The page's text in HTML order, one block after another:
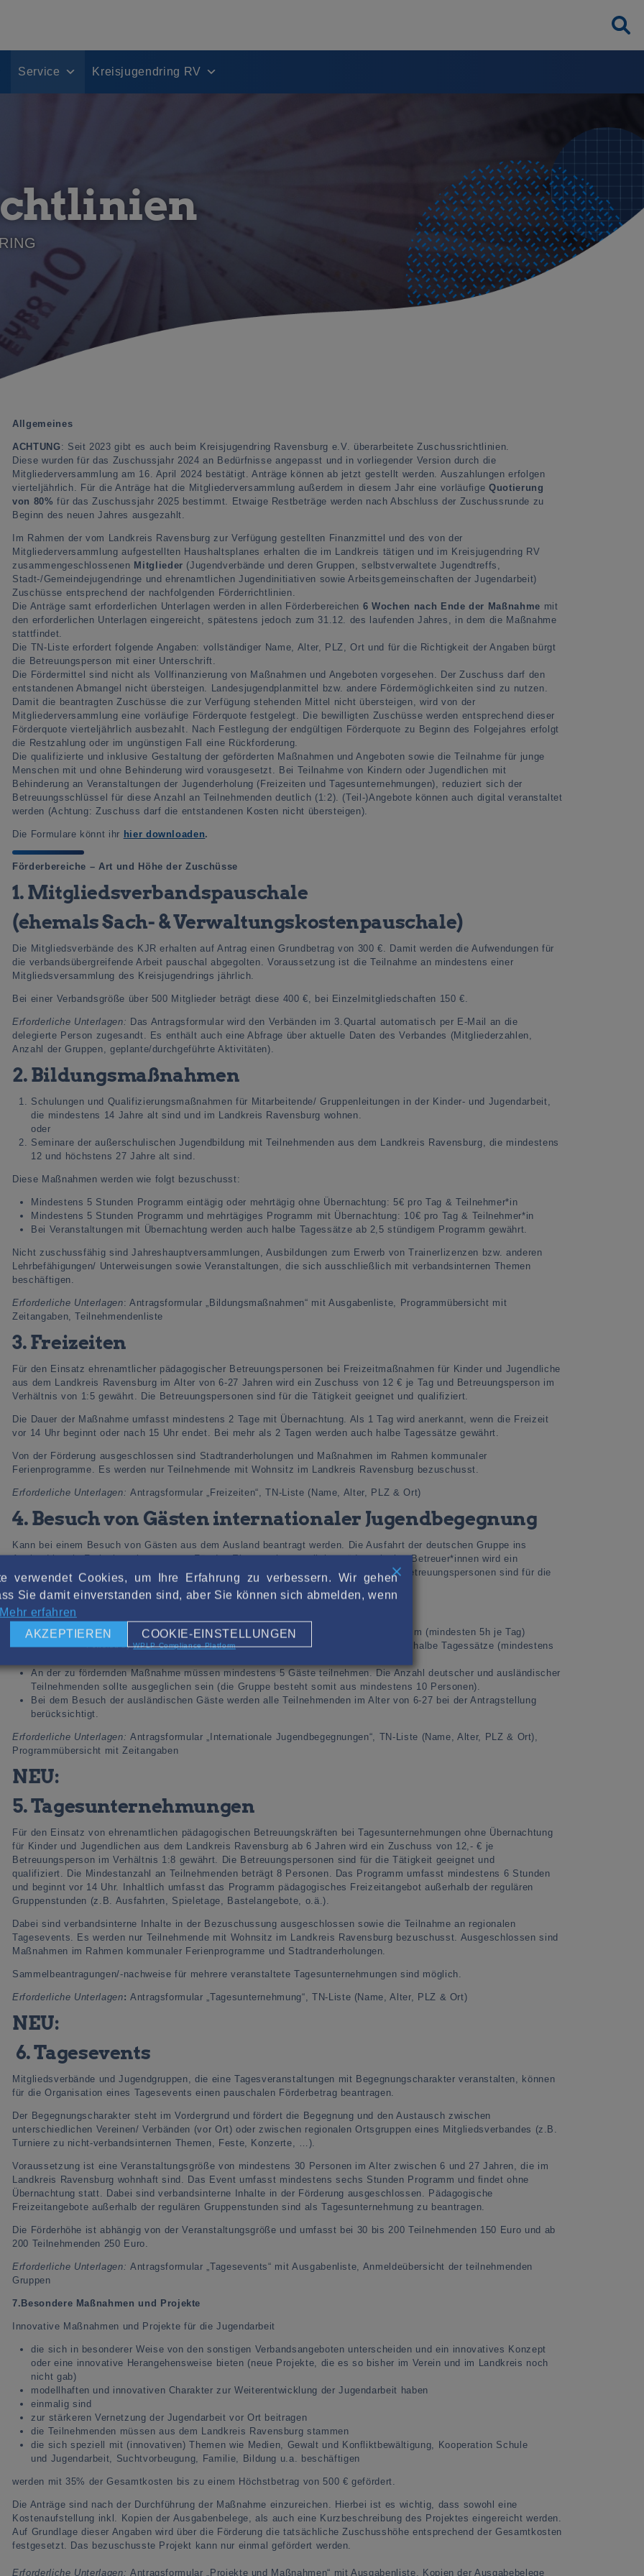
Service Kreisjugendring RV
Allgemeines
ACHTUNG: Seit 2023 gibt es auch beim Kreisjugendring Ravensburg e.V. überarbeitete Zuschussrichtlinien.
Diese wurden für das Zuschussjahr 2024 an Bedürfnisse angepasst und in vorliegender Version durch die
Mitgliederversammlung am 16. April 2024 bestätigt. Anträge können ab jetzt gestellt werden. Auszahlungen erfolgen
vierteljährlich. Für die Anträge hat die Mitgliederversammlung außerdem in diesem Jahr eine vorläufige Quotierung
von 80% für das Zuschussjahr 2025 bestimmt. Etwaige Restbeträge werden nach Abschluss der Zuschussrunde zu
Beginn des neuen Jahres ausgezahlt.
Im Rahmen der vom Landkreis Ravensburg zur Verfügung gestellten Finanzmittel und des von der
Mitgliederversammlung aufgestellten Haushaltsplanes erhalten die im Landkreis tätigen und im Kreisjugendring RV
zusammengeschlossenen Mitglieder (Jugendverbände und deren Gruppen, selbstverwaltete Jugendtreffs,
Stadt-/Gemeindejugendringe und ehrenamtlichen Jugendinitiativen sowie Arbeitsgemeinschaften der Jugendarbeit)
Zuschüsse entsprechend der nachfolgenden Förderrichtlinien.
Die Anträge samt erforderlichen Unterlagen werden in allen Förderbereichen 6 Wochen nach Ende der Maßnahme mit
den erforderlichen Unterlagen eingereicht, spätestens jedoch zum 31.12. des laufenden Jahres, in dem die Maßnahme
stattfindet.
Die TN-Liste erfordert folgende Angaben: vollständiger Name, Alter, PLZ, Ort und für die Richtigkeit der Angaben bürgt
die Betreuungsperson mit einer Unterschrift.
Die Fördermittel sind nicht als Vollfinanzierung von Maßnahmen und Angeboten vorgesehen. Der Zuschuss darf den
entstandenen Abmangel nicht übersteigen. Landesjugendplanmittel bzw. andere Fördermöglichkeiten sind zu nutzen.
Damit die beantragten Zuschüsse die zur Verfügung stehenden Mittel nicht übersteigen, wird von der
Mitgliederversammlung eine vorläufige Förderquote festgelegt. Die bewilligten Zuschüsse werden entsprechend dieser
Förderquote vierteljährlich ausbezahlt. Nach Festlegung der endgültigen Förderquote zu Beginn des Folgejahres erfolgt
die Restzahlung oder im ungünstigen Fall eine Rückforderung.
Die qualifizierte und inklusive Gestaltung der geförderten Maßnahmen und Angeboten sowie die Teilnahme für junge
Menschen mit und ohne Behinderung wird vorausgesetzt. Bei Teilnahme von Kindern oder Jugendlichen mit
Behinderung an Veranstaltungen der Jugenderholung (Freizeiten und Tagesunternehmungen), reduziert sich der
Betreuungsschlüssel für diese Anzahl an Teilnehmenden deutlich (1:2). (Teil-)Angebote können auch digital veranstaltet
werden (Achtung: Zuschuss darf die entstandenen Kosten nicht übersteigen).
Die Formulare könnt ihr hier downloaden.
Förderbereiche – Art und Höhe der Zuschüsse
1. Mitgliedsverbandspauschale
(ehemals Sach- & Verwaltungskostenpauschale)
Die Mitgliedsverbände des KJR erhalten auf Antrag einen Grundbetrag von 300 €. Damit werden die Aufwendungen für
die verbandsübergreifende Arbeit pauschal abgegolten. Voraussetzung ist die Teilnahme an mindestens einer
Mitgliedsversammlung des Kreisjugendrings jährlich.
Bei einer Verbandsgröße über 500 Mitglieder beträgt diese 400 €, bei Einzelmitgliedschaften 150 €.
Erforderliche Unterlagen: Das Antragsformular wird den Verbänden im 3.Quartal automatisch per E-Mail an die
delegierte Person zugesandt. Es enthält auch eine Abfrage über aktuelle Daten des Verbandes (Mitgliederzahlen,
Anzahl der Gruppen, geplante/durchgeführte Aktivitäten).
2. Bildungsmaßnahmen
Schulungen und Qualifizierungsmaßnahmen für Mitarbeitende/ Gruppenleitungen in der Kinder- und Jugendarbeit,
die mindestens 14 Jahre alt sind und im Landkreis Ravensburg wohnen.
oder
Seminare der außerschulischen Jugendbildung mit Teilnehmenden aus dem Landkreis Ravensburg, die mindestens
12 und höchstens 27 Jahre alt sind.
Diese Maßnahmen werden wie folgt bezuschusst:
Mindestens 5 Stunden Programm eintägig oder mehrtägig ohne Übernachtung: 5€ pro Tag & Teilnehmer*in
Mindestens 5 Stunden Programm und mehrtägiges Programm mit Übernachtung: 10€ pro Tag & Teilnehmer*in
Bei Veranstaltungen mit Übernachtung werden auch halbe Tagessätze ab 2,5 stündigem Programm gewährt.
Nicht zuschussfähig sind Jahreshauptversammlungen, Ausbildungen zum Erwerb von Trainerlizenzen bzw. anderen
Lehrbefähigungen/ Unterweisungen sowie Veranstaltungen, die sich ausschließlich mit verbandsinternen Themen
beschäftigen.
Erforderliche Unterlagen: Antragsformular „Bildungsmaßnahmen“ mit Ausgabenliste, Programmübersicht mit
Zeitangaben, Teilnehmendenliste
3. Freizeiten
Für den Einsatz ehrenamtlicher pädagogischer Betreuungspersonen bei Freizeitmaßnahmen für Kinder und Jugendliche
aus dem Landkreis Ravensburg im Alter von 6-27 Jahren wird ein Zuschuss von 12 € je Tag und Betreuungsperson im
Verhältnis von 1:5 gewährt. Die Betreuungspersonen sind für die Tätigkeit geeignet und qualifiziert.
Die Dauer der Maßnahme umfasst mindestens 2 Tage mit Übernachtung. Als 1 Tag wird anerkannt, wenn die Freizeit
vor 14 Uhr beginnt oder nach 15 Uhr endet. Bei mehr als 2 Tagen werden auch halbe Tagessätze gewährt.
Von der Förderung ausgeschlossen sind Stadtranderholungen und Maßnahmen im Rahmen kommunaler
Ferienprogramme. Es werden nur Teilnehmende mit Wohnsitz im Landkreis Ravensburg bezuschusst.
Erforderliche Unterlagen: Antragsformular „Freizeiten“, TN-Liste (Name, Alter, PLZ & Ort)
4. Besuch von Gästen internationaler Jugendbegegnung
Kann bei einem Besuch von Gästen aus dem Ausland beantragt werden. Die Ausfahrt der deutschen Gruppe ins
Ausland ist als Freizeit zu beantragen. Für den Einsatz ehrenamtlicher pädagogischer Betreuer*innen wird ein
Zuschuss von 12 € je Tag und Betreuungsperson im Verhältnis von 1:5 gewährt. Die Betreuungspersonen sind für die
Tätigkeit geeignet und qualifiziert.
Für diese Maßnahmen gilt:
Die Maßnahme wird während der gesamten Dauer mit mindestens 2 Tagen Programm (mindesten 5h je Tag)
gemeinsam mit ausländischen Jugendlichen durchgeführt. Ab dem dritten Tag sind halbe Tagessätze (mindestens
An der zu fördernden Maßnahme müssen mindestens 5 Gäste teilnehmen. Die Anzahl deutscher und ausländischer
Teilnehmenden sollte ausgeglichen sein (die Gruppe besteht somit aus mindestens 10 Personen).
Bei dem Besuch der ausländischen Gäste werden alle Teilnehmenden im Alter von 6-27 bei der Antragstellung
berücksichtigt.
Erforderliche Unterlagen: Antragsformular „Internationale Jugendbegegnungen“, TN-Liste (Name, Alter, PLZ & Ort),
Programmübersicht mit Zeitangaben
NEU:
5. Tagesunternehmungen
Für den Einsatz von ehrenamtlichen pädagogischen Betreuungskräften bei Tagesunternehmungen ohne Übernachtung
für Kinder und Jugendlichen aus dem Landkreis Ravensburg ab 6 Jahren wird ein Zuschuss von 12,- € je
Betreuungsperson im Verhältnis 1:8 gewährt. Die Betreuungspersonen sind für die Tätigkeit geeignet und
qualifiziert. Die Mindestanzahl an Teilnehmenden beträgt 8 Personen. Das Programm umfasst mindestens 6 Stunden
und beginnt vor 14 Uhr. Inhaltlich umfasst das Programm pädagogisches Freizeitangebot außerhalb der regulären
Gruppenstunden (z.B. Ausfahrten, Spieletage, Bastelangebote, o.ä.).
Dabei sind verbandsinterne Inhalte in der Bezuschussung ausgeschlossen sowie die Teilnahme an regionalen
Tagesevents. Es werden nur Teilnehmende mit Wohnsitz im Landkreis Ravensburg bezuschusst. Ausgeschlossen sind
Maßnahmen im Rahmen kommunaler Ferienprogramme und Stadtranderholungen.
Sammelbeantragungen/-nachweise für mehrere veranstaltete Tagesunternehmungen sind möglich.
Erforderliche Unterlagen: Antragsformular „Tagesunternehmung“, TN-Liste (Name, Alter, PLZ & Ort)
NEU:
6. Tagesevents
Mitgliedsverbände und Jugendgruppen, die eine Tagesveranstaltungen mit Begegnungscharakter veranstalten, können
für die Organisation eines Tagesevents einen pauschalen Förderbetrag beantragen.
Der Begegnungscharakter steht im Vordergrund und fördert die Begegnung und den Austausch zwischen
unterschiedlichen Vereinen/ Verbänden (vor Ort) oder zwischen regionalen Ortsgruppen eines Mitgliedsverbandes (z.B.
Turniere zu nicht-verbandsinternen Themen, Feste, Konzerte, …).
Voraussetzung ist eine Veranstaltungsgröße von mindestens 30 Personen im Alter zwischen 6 und 27 Jahren, die im
Landkreis Ravensburg wohnhaft sind. Das Event umfasst mindestens sechs Stunden Programm und findet ohne
Übernachtung statt. Dabei sind verbandsinterne Inhalte in der Förderung ausgeschlossen. Pädagogische
Freizeitangebote außerhalb der regulären Gruppenstunden sind als Tagesunternehmung zu beantragen.
Die Förderhöhe ist abhängig von der Veranstaltungsgröße und umfasst bei 30 bis 200 Teilnehmenden 150 Euro und ab
200 Teilnehmenden 250 Euro.
Erforderliche Unterlagen: Antragsformular „Tagesevents“ mit Ausgabenliste, Anmeldeübersicht der teilnehmenden
Gruppen
7.Besondere Maßnahmen und Projekte
Innovative Maßnahmen und Projekte für die Jugendarbeit
die sich in besonderer Weise von den sonstigen Verbandsangeboten unterscheiden und ein innovatives Konzept
oder eine innovative Herangehensweise bieten (neue Projekte, die es so bisher im Verein und im Landkreis noch
nicht gab)
modellhaften und innovativen Charakter zur Weiterentwicklung der Jugendarbeit haben
einmalig sind
zur stärkeren Vernetzung der Jugendarbeit vor Ort beitragen
die Teilnehmenden müssen aus dem Landkreis Ravensburg stammen
die sich speziell mit (innovativen) Themen wie Medien, Gewalt und Konfliktbewältigung, Kooperation Schule
und Jugendarbeit, Suchtvorbeugung, Familie, Bildung u.a. beschäftigen
werden mit 35% der Gesamtkosten bis zu einem Höchstbetrag von 500 € gefördert.
Die Anträge sind nach der Durchführung der Maßnahme einzureichen. Hierbei ist es wichtig, dass sowohl eine
Kostenaufstellung inkl. Kopien der Ausgabenbelege, als auch eine Kurzbeschreibung des Projektes eingereicht werden.
Auf Grundlage dieser Angaben wird über die Förderung die tatsächliche Zuschusshöhe entsprechend der Gesamtkosten
festgesetzt. Das bezuschusste Projekt kann nur einmal gefördert werden.
Erforderliche Unterlagen: Antragsformular „Projekte und Maßnahmen“ mit Ausgabenliste, Kopien der Ausgabebelege
verwendet Cookies, um Ihre Erfahrung zu verbessern. Wir gehen
Sie damit einverstanden sind, aber Sie können sich abmelden, wenn
Mehr erfahren
AKZEPTIEREN
COOKIE-EINSTELLUNGEN
Powered byWPLP Compliance Platform